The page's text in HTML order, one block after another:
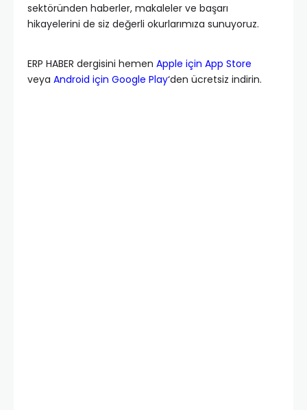
sektöründen haberler, makaleler ve başarı
hikayelerini de siz değerli okurlarımıza sunuyoruz.
ERP HABER dergisini hemen Apple için App Store
veya Android için Google Play‘den ücretsiz indirin.